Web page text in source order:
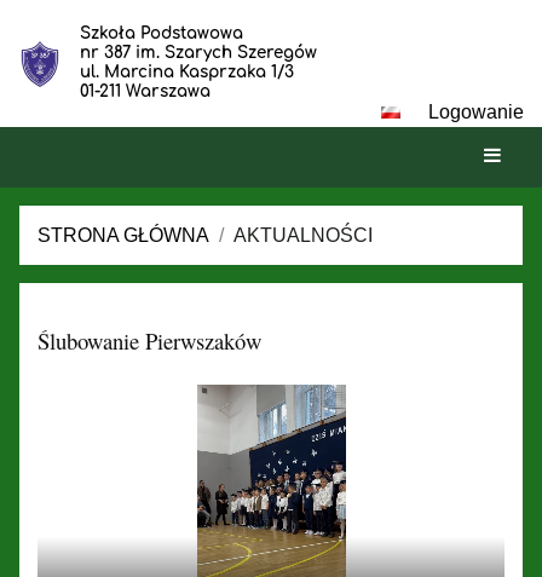
Szkoła Podstawowa
nr 387 im. Szarych Szeregów
ul. Marcina Kasprzaka 1/3
01-211 Warszawa
Logowanie
STRONA GŁÓWNA / AKTUALNOŚCI
Ślubowanie Pierwszaków